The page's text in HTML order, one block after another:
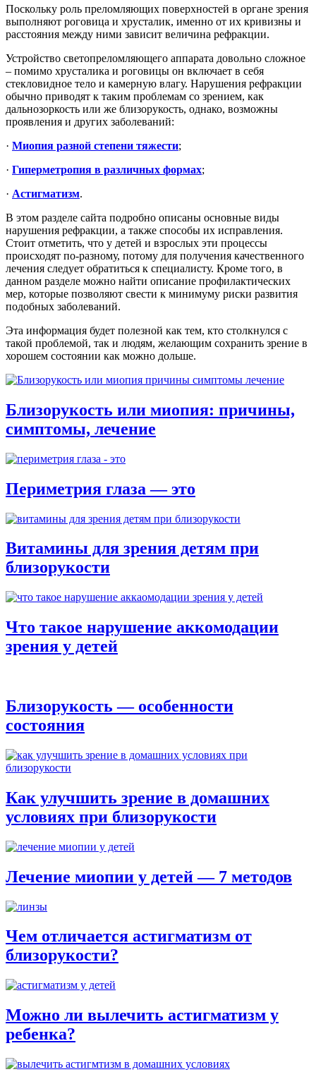
Поскольку роль преломляющих поверхностей в органе зрения
выполняют роговица и хрусталик, именно от их кривизны и
расстояния между ними зависит величина рефракции.
Устройство светопреломляющего аппарата довольно сложное
– помимо хрусталика и роговицы он включает в себя
стекловидное тело и камерную влагу. Нарушения рефракции
обычно приводят к таким проблемам со зрением, как
дальнозоркость или же близорукость, однако, возможны
проявления и других заболеваний:
· Миопия разной степени тяжести;
· Гиперметропия в различных формах;
· Астигматизм.
В этом разделе сайта подробно описаны основные виды
нарушения рефракции, а также способы их исправления.
Стоит отметить, что у детей и взрослых эти процессы
происходят по-разному, потому для получения качественного
лечения следует обратиться к специалисту. Кроме того, в
данном разделе можно найти описание профилактических
мер, которые позволяют свести к минимуму риски развития
подобных заболеваний.
Эта информация будет полезной как тем, кто столкнулся с
такой проблемой, так и людям, желающим сохранить зрение в
хорошем состоянии как можно дольше.
Близорукость или миопия: причины,
симптомы, лечение
Периметрия глаза — это
Витамины для зрения детям при
близорукости
Что такое нарушение аккомодации
зрения у детей
Близорукость — особенности
состояния
Как улучшить зрение в домашних
условиях при близорукости
Лечение миопии у детей — 7 методов
Чем отличается астигматизм от
близорукости?
Можно ли вылечить астигматизм у
ребенка?